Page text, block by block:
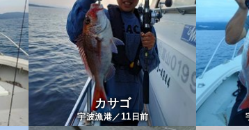
カサゴ
宇波漁港／11 日前